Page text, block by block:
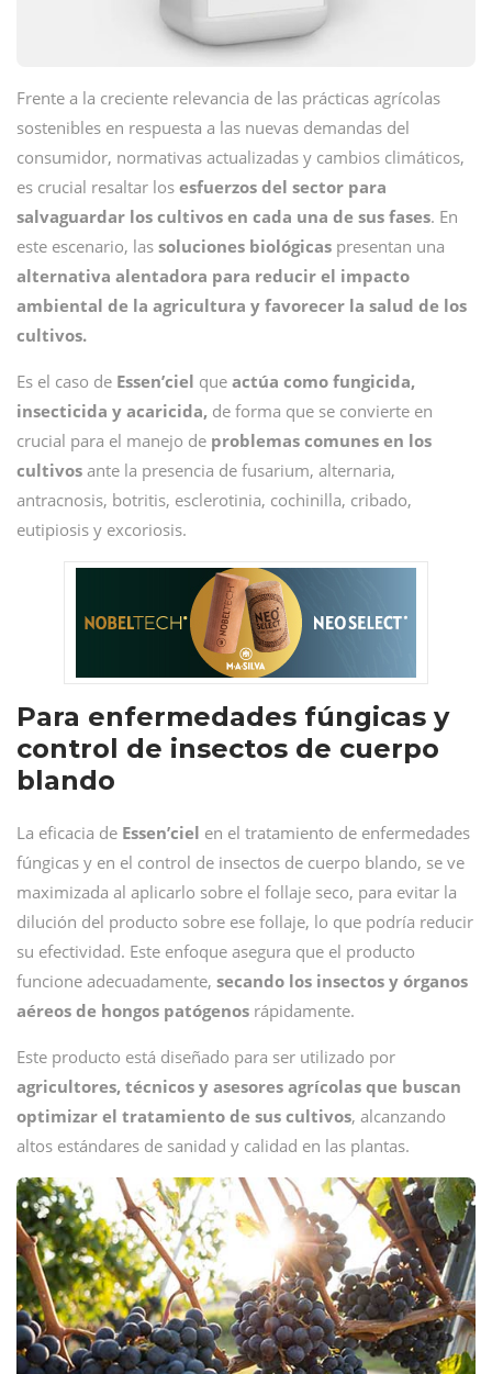
Frente a la creciente relevancia de las prácticas agrícolas
sostenibles en respuesta a las nuevas demandas del
consumidor, normativas actualizadas y cambios climáticos,
es crucial resaltar los esfuerzos del sector para
salvaguardar los cultivos en cada una de sus fases. En
este escenario, las soluciones biológicas presentan una
alternativa alentadora para reducir el impacto
ambiental de la agricultura y favorecer la salud de los
cultivos.
Es el caso de Essen’ciel que actúa como fungicida,
insecticida y acaricida, de forma que se convierte en
crucial para el manejo de problemas comunes en los
cultivos ante la presencia de fusarium, alternaria,
antracnosis, botritis, esclerotinia, cochinilla, cribado,
eutipiosis y excoriosis.
Para enfermedades fúngicas y
control de insectos de cuerpo
blando
La eficacia de Essen’ciel en el tratamiento de enfermedades
fúngicas y en el control de insectos de cuerpo blando, se ve
maximizada al aplicarlo sobre el follaje seco, para evitar la
dilución del producto sobre ese follaje, lo que podría reducir
su efectividad. Este enfoque asegura que el producto
funcione adecuadamente, secando los insectos y órganos
aéreos de hongos patógenos rápidamente.
Este producto está diseñado para ser utilizado por
agricultores, técnicos y asesores agrícolas que buscan
optimizar el tratamiento de sus cultivos, alcanzando
altos estándares de sanidad y calidad en las plantas.